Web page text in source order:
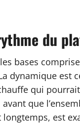
du
bases
dynamique est
qui
que
est